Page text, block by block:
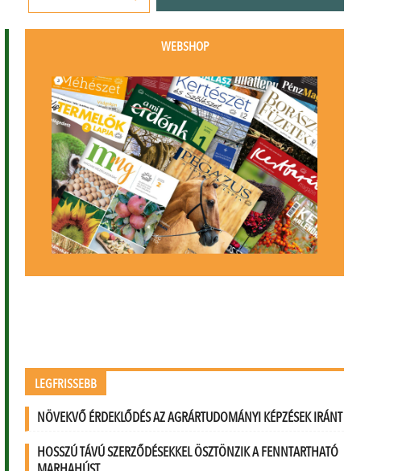
WEBSHOP
LEGFRISSEBB
NÖVEKVŐ ÉRDEKLŐDÉS AZ AGRÁRTUDOMÁNYI KÉPZÉSEK IRÁNT
HOSSZÚ TÁVÚ SZERZŐDÉSEKKEL ÖSZTÖNZIK A FENNTARTHATÓ